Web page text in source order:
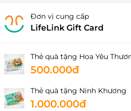
Đơn vị cung cấp
LifeLink Gift Card
Thẻ quà tặng Hoa Yêu
500.000đ
Thẻ quà tặng Ninh Khương
1.000.000đ